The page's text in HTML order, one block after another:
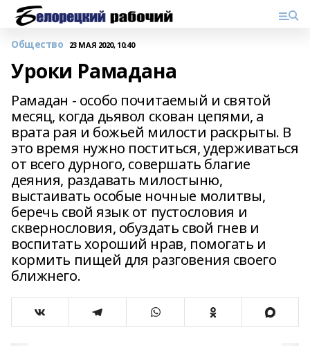
Общество 23 МАЯ 2020, 10:40
Уроки Рамадана
Рамадан - особо почитаемый и святой
месяц, когда дьявол скован цепями, а
врата рая и божьей милости раскрыты. В
это время нужно поститься, удерживаться
от всего дурного, совершать благие
деяния, раздавать милостыню,
выстаивать особые ночные молитвы,
беречь свой язык от пустословия и
сквернословия, обуздать свой гнев и
воспитать хороший нрав, помогать и
кормить пищей для разговения своего
ближнего.